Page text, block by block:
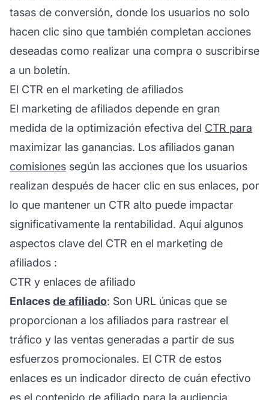
tasas de conversión, donde los usuarios no solo
hacen clic sino que también completan acciones
deseadas como realizar una compra o suscribirse
a un boletín.
El CTR en el marketing de afiliados
El marketing de afiliados depende en gran
medida de la optimización efectiva del CTR para
maximizar las ganancias. Los afiliados ganan
comisiones según las acciones que los usuarios
realizan después de hacer clic en sus enlaces, por
lo que mantener un CTR alto puede impactar
significativamente la rentabilidad. Aquí algunos
aspectos clave del CTR en el marketing de
afiliados :
CTR y enlaces de afiliado
Enlacesde afiliado: Son URL únicas que se
proporcionan a los afiliados para rastrear el
tráfico y las ventas generadas a partir de sus
esfuerzos promocionales. El CTR de estos
enlaces es un indicador directo de cuán efectivo
es el contenido de afiliado para la audiencia.